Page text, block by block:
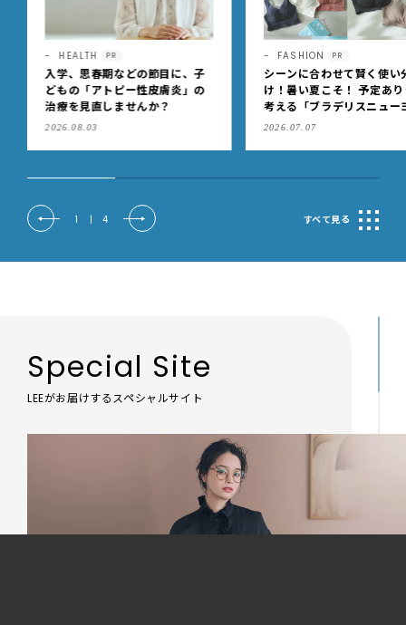
FASHION PR
シーンに合わせて賢く使い分
け！暑い夏こそ！ 予定ありきで
考える「ブラデリスニューヨー
ク」の快適ブラジャー
2026.07.07
HEALTH PR
もうニオイを気にしなくっ
いい！「のびのび®サロン
®フィット®α （無臭性）」
肩こりや足腰のダルさを出
2026.07.08
2 | 4 すべて見る
Special Site
LEEがお届けするスペシャルサイト